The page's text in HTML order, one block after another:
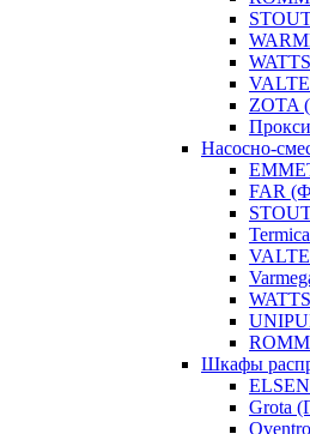
ZOTA
Насосно-
FAR
Шкафы
Grota